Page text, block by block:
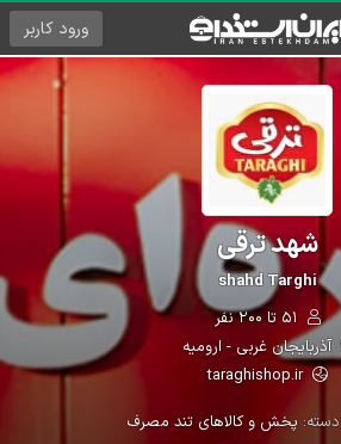
ورود کاربر
شهد ترقی
shahd Targhi
آذربایجان غربی - ارومیه
taraghishop.ir
دسته:پخش و کالاهای تند مصرف